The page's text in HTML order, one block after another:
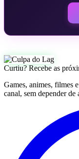
Curtiu? Recebe as
Games, animes, filmes
canal, sem depender de